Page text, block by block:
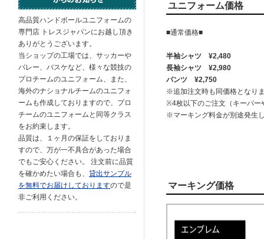
ユニフォーム価格
■通常価格■
半袖シャツ ¥2,480
長袖シャツ ¥2,980
パンツ ¥2,750
※追加注文時も同価格となり
※4枚以下のご注文（キーパー
※マーキング料金が別途発生
マーキング価格
高品質ハンドボールユニフォームの
専門店 トレスジャパンにお越し頂き
ありがとうございます。
当ショップの工場では、サッカーや
バレー、バスケなど、様々な競技の
プロチームのユニフォーム、また、
海外のナショナルチームのユニフォ
ームも作成しておりますので、プロ
チームのユニフォームと同等クラス
をお約束します。
品質は、１ヶ月の保証をしておりま
すので、万が一不具合があった場合
でもご安心ください。 注文前に品質
を確かめたい場合も、 貸出サンプル
を無料でお届けしておりますので是
非ご利用ください。